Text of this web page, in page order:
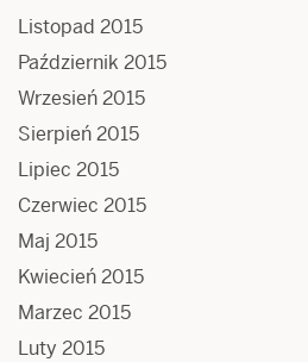
Listopad 2015
Październik 2015
Wrzesień 2015
Sierpień 2015
Lipiec 2015
Czerwiec 2015
Maj 2015
Kwiecień 2015
Marzec 2015
Luty 2015